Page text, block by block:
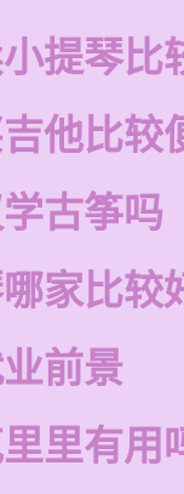
提琴比
他比较
古筝吗
家比较
前景
里有用